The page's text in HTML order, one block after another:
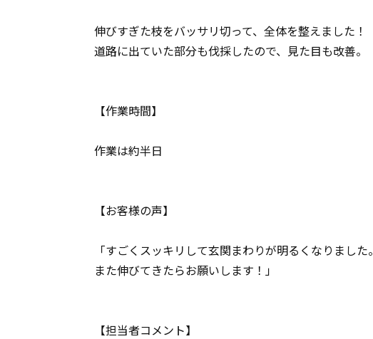
伸びすぎた枝をバッサリ切って、全体を整えました！
道路に出ていた部分も伐採したので、見た目も改善。
【作業時間】
作業は約半日
【お客様の声】
「すごくスッキリして玄関まわりが明るくなりました。
また伸びてきたらお願いします！」
【担当者コメント】